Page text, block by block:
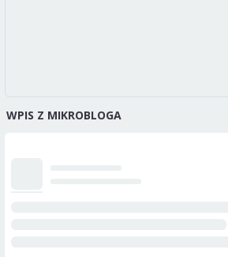
WPIS Z MIKROBLOGA